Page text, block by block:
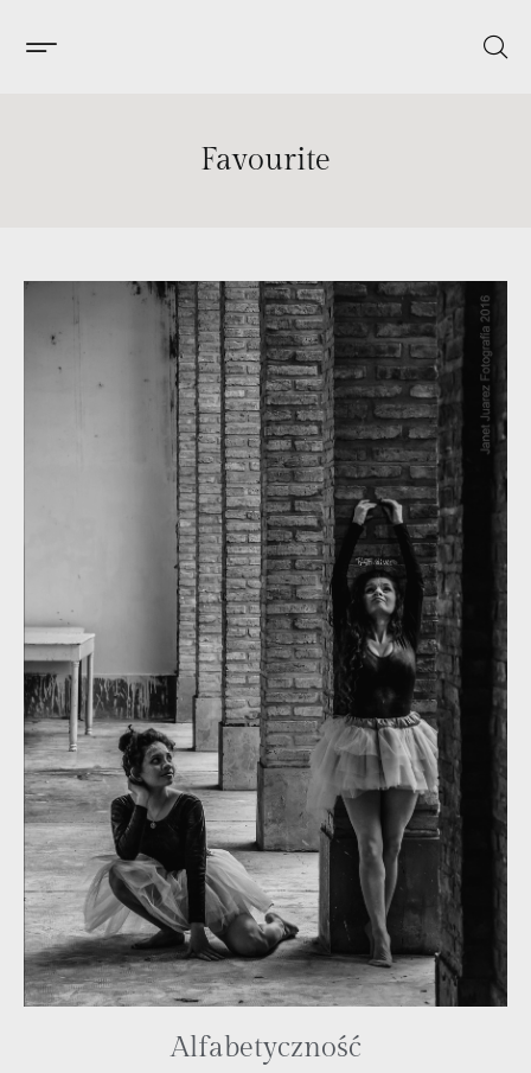
Favourite
Alfabetyczność